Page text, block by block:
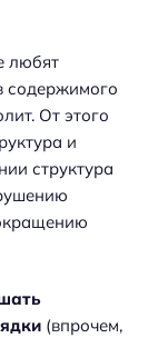
любят
содержимого
От этого
и
структура
(впрочем,